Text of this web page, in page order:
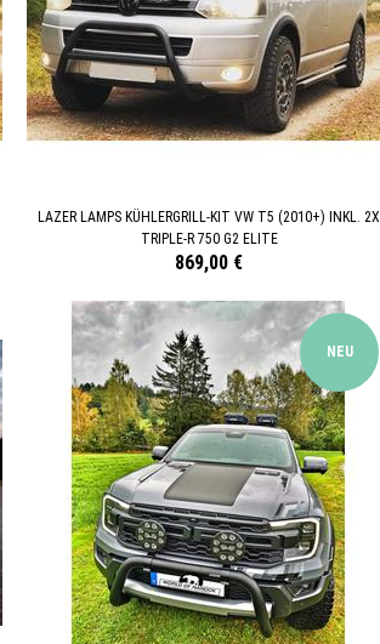
LAZER LAMPS KÜHLERGRILL-KIT VW T5 (2010+) INKL. 2X
TRIPLE-R 750 G2 ELITE
869,00 €
NEU